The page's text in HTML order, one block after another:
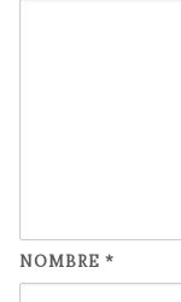
NOMBRE *